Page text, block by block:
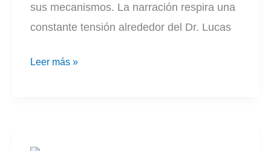
Vallés
sus mecanismos. La narración respira una
constante tensión alrededor del Dr. Lucas
7Leer más »